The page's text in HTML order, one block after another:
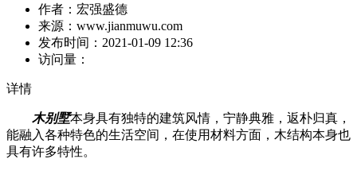
作者： 宏强盛德
来源： www.jianmuwu.com
发布时间： 2021-01-09 12:36
访问量：
详情
木别墅本身具有独特的建筑风情，宁静典雅，返朴归真，
能融入各种特色的生活空间，在使用材料方面，木结构本身也
具有许多特性。